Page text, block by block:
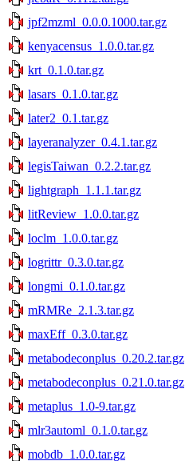
jpf2mzml_0.0.0.1000.tar.gz
kenyacensus_1.0.0.tar.gz
krt_0.1.0.tar.gz
lasars_0.1.0.tar.gz
later2_0.1.tar.gz
layeranalyzer_0.4.1.tar.gz
legisTaiwan_0.2.2.tar.gz
lightgraph_1.1.1.tar.gz
litReview_1.0.0.tar.gz
loclm_1.0.0.tar.gz
logrittr_0.3.0.tar.gz
longmi_0.1.0.tar.gz
mRMRe_2.1.3.tar.gz
maxEff_0.3.0.tar.gz
metabodeconplus_0.20.2.tar.gz
metabodeconplus_0.21.0.tar.gz
metaplus_1.0-9.tar.gz
mlr3automl_0.1.0.tar.gz
mobdb_1.0.0.tar.gz